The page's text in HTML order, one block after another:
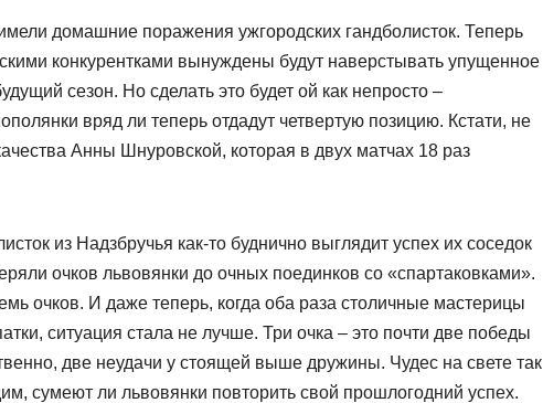
домашние поражения ужгородских гандболисток. Теперь
конкурентками вынуждены будут наверстывать упущенное
сезон. Но сделать это будет ой как непросто –
вряд ли теперь отдадут четвертую позицию. Кстати, не
Анны Шнуровской, которая в двух матчах 18 раз
из Надзбручья как-то буднично выглядит успех их соседок
очков львовянки до очных поединков со «спартаковками».
очков. И даже теперь, когда оба раза столичные мастерицы
ситуация стала не лучше. Три очка – это почти две победы
две неудачи у стоящей выше дружины. Чудес на свете так
сумеют ли львовянки повторить свой прошлогодний успех.